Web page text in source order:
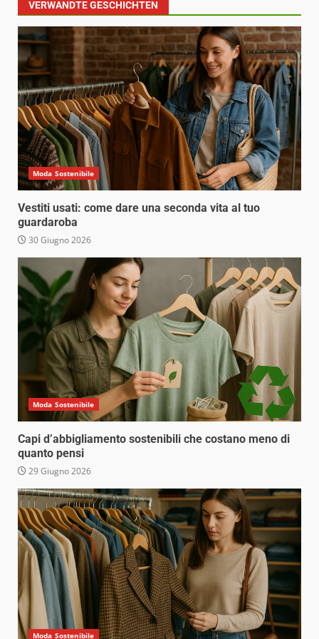
VERWANDTE GESCHICHTEN
Moda Sostenibile
Vestiti usati: come dare una seconda vita al tuo
guardaroba
30 Giugno 2026
Moda Sostenibile
Capi d’abbigliamento sostenibili che costano meno di
quanto pensi
29 Giugno 2026
Moda Sostenibile